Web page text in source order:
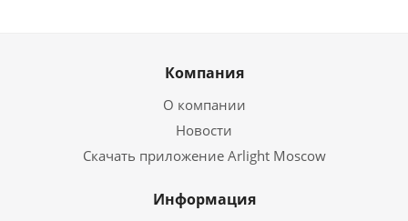
Компания
О компании
Новости
Скачать приложение Arlight Moscow
Информация